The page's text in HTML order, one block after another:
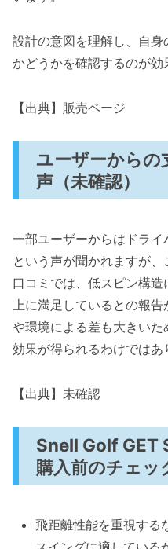
設計の意図を理解し、自
かどうかを確認するのが効
【出典】販売ページ
ユーザーからの
声（未確認）
一部ユーザーからはドラ
という声が聞かれますが、
口コミでは、低スピン構
上に満足しているとの報
や環境による差も大きい
効果が得られるわけではあ
【出典】未確認
Snell Golf GET
購入前のチェッ
飛距離性能を重視する